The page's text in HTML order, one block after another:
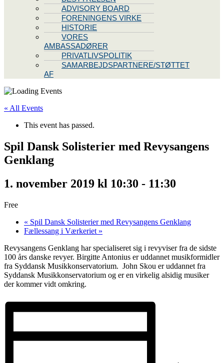
ADVISORY BOARD
FORENINGENS VIRKE
HISTORIE
VORES
AMBASSADØRER
PRIVATLIVSPOLITIK
SAMARBEJDSPARTNERE/STØTTET
AF
« All Events
This event has passed.
Spil Dansk Solisterier med Revysangens
Genklang
1. november 2019 kl 10:30 - 11:30
Free
« Spil Dansk Solisterier med Revysangens Genklang
Fællessang i Værkeriet »
Revysangens Genklang har specialiseret sig i revyviser fra de sidste
100 års danske revyer. Birgitte Antonius er uddannet musikformidler
fra Syddansk Musikkonservatorium. John Skou er uddannet fra
Syddansk Musikkonservatorium og er en virkelig alsidig musiker
der kommer vidt omkring.